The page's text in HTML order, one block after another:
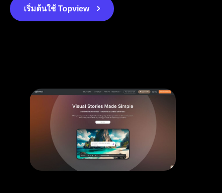
เริ่มต้นใช้ Topview